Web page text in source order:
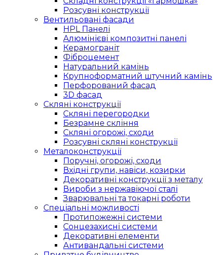
Розсувні конструкції
Вентильовані фасади
HPL Панелі
Алюмінієві композитні панелі
Керамограніт
Фіброцемент
Натуральний камінь
Крупноформатний штучний камінь
Перфорований фасад
3D фасад
Скляні конструкції
Скляні перегородки
Безрамне скління
Скляні огорожі, сходи
Розсувні скляні конструкції
Металоконструкції
Поручні, огорожі, сходи
Вхідні групи, навіси, козирки
Декоративні конструкції з металу
Вироби з нержавіючої сталі
Зварювальні та токарні роботи
Спеціальні можливості
Протипожежні системи
Сонцезахисні системи
Декоративні елементи
Антивандальні системи